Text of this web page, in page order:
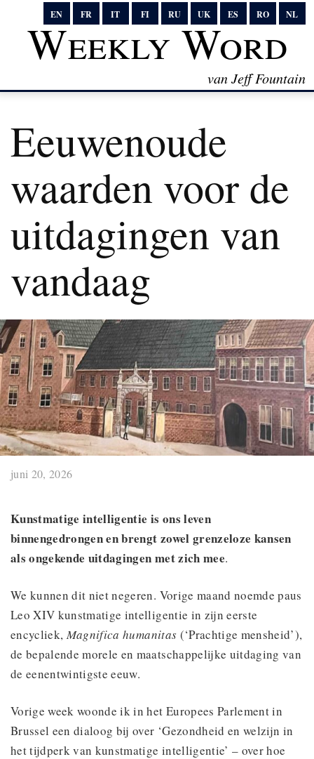
EN FR IT FI RU UK ES RO NL
Weekly Word
van Jeff Fountain
Eeuwenoude
waarden voor de
uitdagingen van
vandaag
juni 20, 2026
Kunstmatige intelligentie is ons leven
binnengedrongen en brengt zowel grenzeloze kansen
als ongekende uitdagingen met zich mee.
We kunnen dit niet negeren. Vorige maand noemde paus
Leo XIV kunstmatige intelligentie in zijn eerste
encycliek, Magnifica humanitas (‘Prachtige mensheid’),
de bepalende morele en maatschappelijke uitdaging van
de eenentwintigste eeuw.
Vorige week woonde ik in het Europees Parlement in
Brussel een dialoog bij over ‘Gezondheid en welzijn in
het tijdperk van kunstmatige intelligentie’ – over hoe